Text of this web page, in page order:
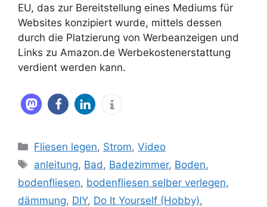
EU, das zur Bereitstellung eines Mediums für
Websites konzipiert wurde, mittels dessen
durch die Platzierung von Werbeanzeigen und
Links zu Amazon.de Werbekostenerstattung
verdient werden kann.
Kategorien
Fliesen legen, Strom,Video
Schlagwörter
anleitung, Bad , Badezimmer, Boden,
bodenfliesen, bodenfliesen selber verlegen,
dämmung, DIY, Do It Yourself (Hobby),